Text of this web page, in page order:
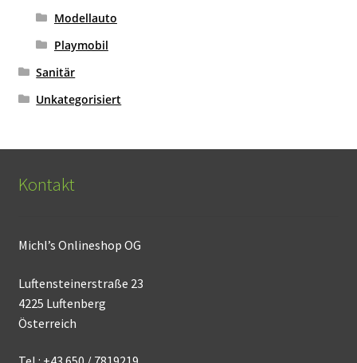
BRIEFMARKEN
Modellauto
Playmobil
Sanitär
Unkategorisiert
Kontakt
Michl’s Onlineshop OG
Luftensteinerstraße 23
4225 Luftenberg
Österreich